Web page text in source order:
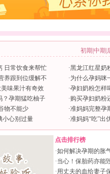
初期 中期
日常饮食来帮忙
养跟到位缓解不
味果汁有奇效
？孕期猛吃柚子
物不能少
小心别过量
·黑龙江红星奶
·为什么孕妈咪
·孕妇奶粉怎样
·购买孕妇奶粉
·准妈妈完整孕
·准妈妈“吃”出
点击排行榜
·如何解决孕期的胀
·当心！保胎药亦能
·用丈夫的血给妻子